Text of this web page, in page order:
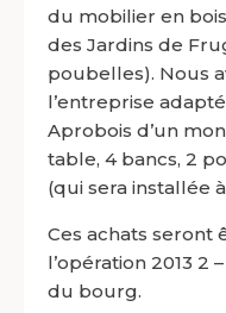
du mobilier en
des Jardins de
poubelles). Nous
l’entreprise
Aprobois d’un
table, 4 bancs, 2
(qui sera installée
Ces achats seront
l’opération 2013 2
du bourg.